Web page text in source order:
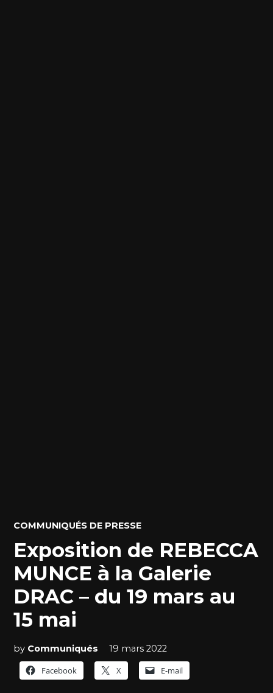
POSTED
COMMUNIQUÉS DE PRESSE
Exposition de REBECCA
MUNCE à la Galerie
DRAC – du 19 mars au
15 mai
by Communiqués
19 mars 2022
Facebook
X E-mail